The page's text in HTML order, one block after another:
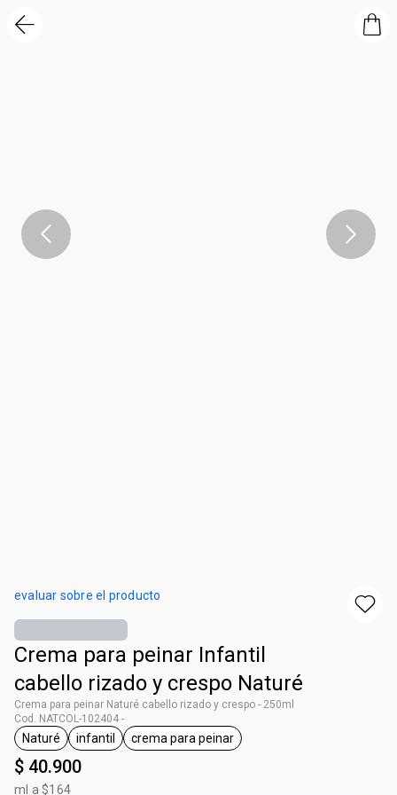
evaluar sobre el producto
Crema para peinar Infantil
cabello rizado y crespo Naturé
Crema para peinar Naturé cabello rizado y crespo - 250ml
Cod. NATCOL-102404 -
general.tag Naturé
Naturé
general.tag infantil
infantil
general.tag crema para peinar
crema para peinar
$ 40.900
ml a $164